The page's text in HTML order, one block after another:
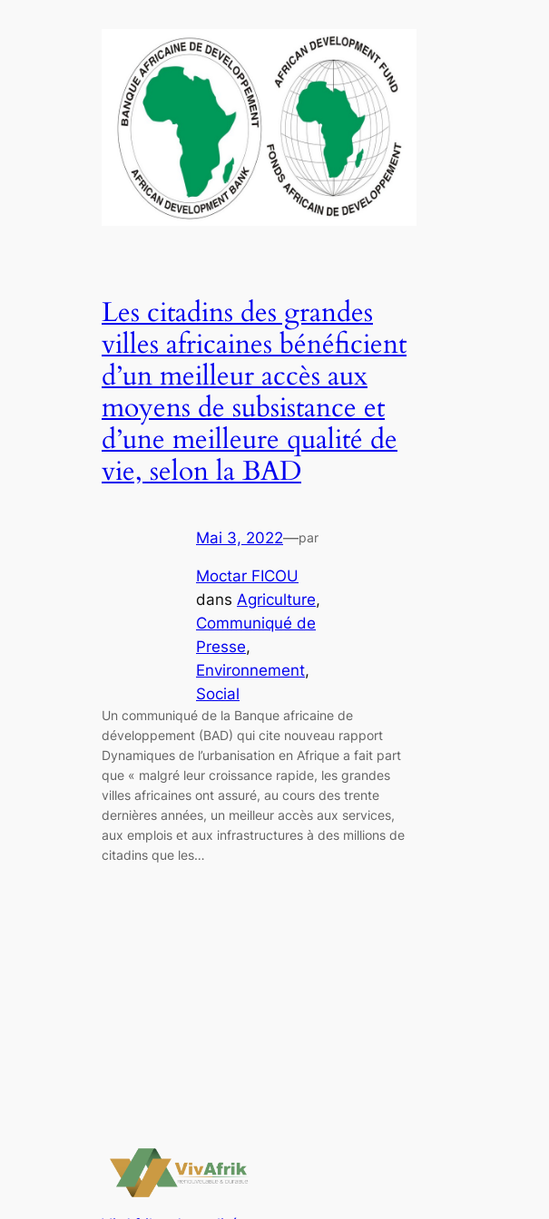
Les citadins des grandes
villes africaines bénéficient
d’un meilleur accès aux
moyens de subsistance et
d’une meilleure qualité de
vie, selon la BAD
Mai 3, 2022—par
Moctar FICOU
dans Agriculture
Communiqué de
Presse
Environnement
Social
Un communiqué de la Banque africaine de
développement (BAD) qui cite nouveau rapport
Dynamiques de l’urbanisation en Afrique a fait part
que « malgré leur croissance rapide, les grandes
villes africaines ont assuré, au cours des trente
dernières années, un meilleur accès aux services,
aux emplois et aux infrastructures à des millions de
citadins que les…